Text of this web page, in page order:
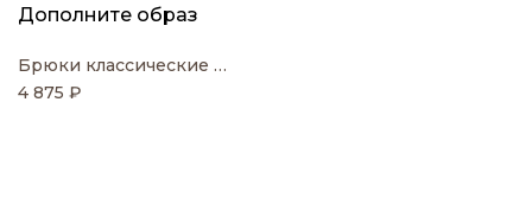
Дополните образ
Брюки классические со средней посадкой
4 875 ₽